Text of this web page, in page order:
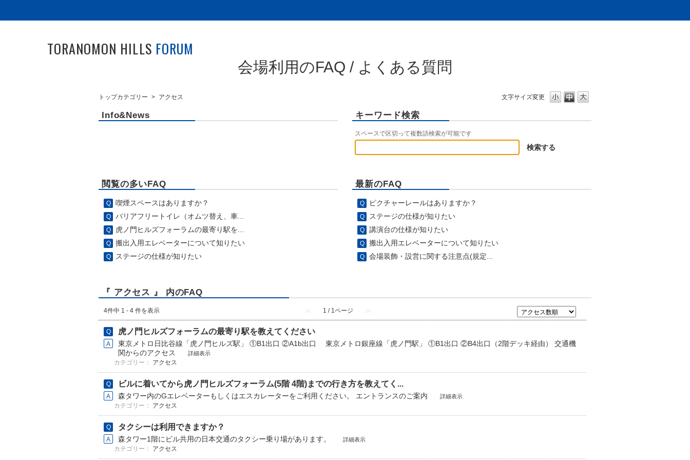
TORANOMON HILLS FORUM
会場利用のFAQ / よくある質問
文字サイズ変更
トップカテゴリー > アクセス
Info&News キーワード検索
スペースで区切って複数語検索が可能です
閲覧の多いFAQ
喫煙スペースはありますか？
バリアフリートイレ（オムツ替え、車...
虎ノ門ヒルズフォーラムの最寄り駅を...
搬出入用エレベーターについて知りたい
ステージの仕様が知りたい
最新のFAQ
ピクチャーレールはありますか？
ステージの仕様が知りたい
講演台の仕様が知りたい
搬出入用エレベーターについて知りたい
会場装飾・設営に関する注意点(規定...
『 アクセス 』 内のFAQ
4件中 1 - 4 件を表示 ≪ 1 / 1ページ ≫
虎ノ門ヒルズフォーラムの最寄り駅を教えてください
東京メトロ日比谷線「虎ノ門ヒルズ駅」 ①B1出口 ②A1b出口 東京メトロ銀座線「虎ノ門駅」 ①B1出口 ②B4出口（2階デッキ経由） 交通機
関からのアクセス
詳細表示
カテゴリー： アクセス
ビルに着いてから虎ノ門ヒルズフォーラム(5階 4階)までの行き方を教えてく...
森タワー内のGエレベーターもしくはエスカレーターをご利用ください。 エントランスのご案内 詳細表示
カテゴリー： アクセス
タクシーは利用できますか？
森タワー1階にビル共用の日本交通のタクシー乗り場があります。 詳細表示
カテゴリー： アクセス